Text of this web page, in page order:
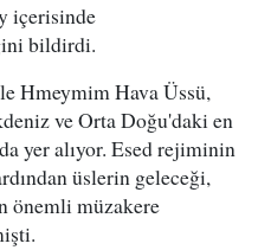
içerisinde
bildirdi.
Hmeymim Hava Üssü,
ve Orta Doğu'daki en
yer alıyor. Esed rejiminin
üslerin geleceği,
önemli müzakere